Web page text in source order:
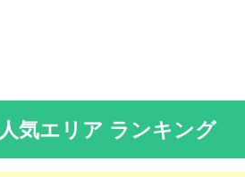
気エリア ランキング